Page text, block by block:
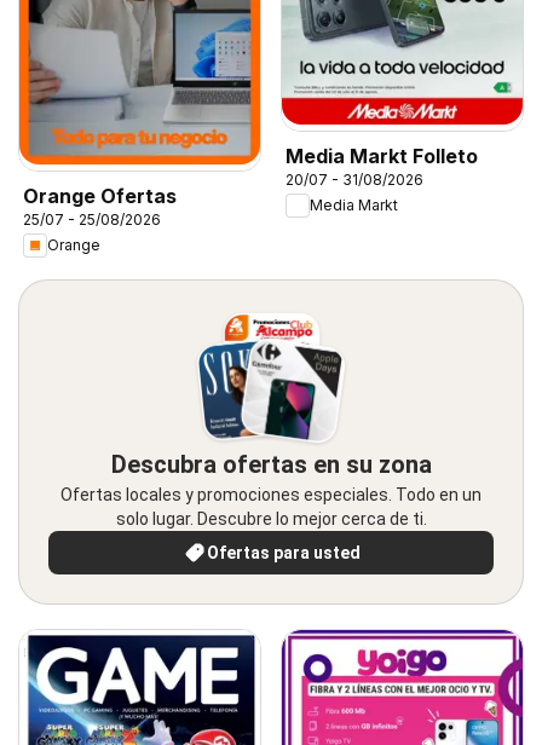
Orange Ofertas
25/07 - 25/08/2026
Orange
Media Markt Folleto
20/07 - 31/08/2026
Media Markt
Descubra ofertas en su zona
Ofertas locales y promociones especiales. Todo en un
solo lugar. Descubre lo mejor cerca de ti.
Ofertas para usted